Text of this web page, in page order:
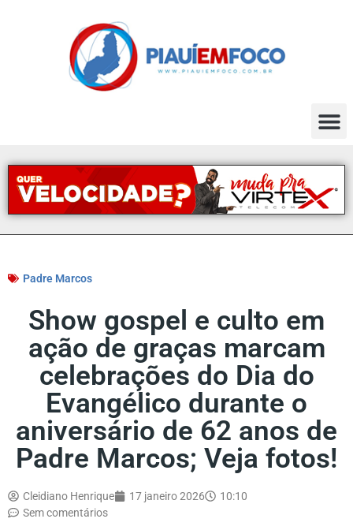
Padre Marcos
Show gospel e culto em
ação de graças marcam
celebrações do Dia do
Evangélico durante o
aniversário de 62 anos de
Padre Marcos; Veja fotos!
Cleidiano Henrique 17 janeiro 2026
10:10
Sem comentários